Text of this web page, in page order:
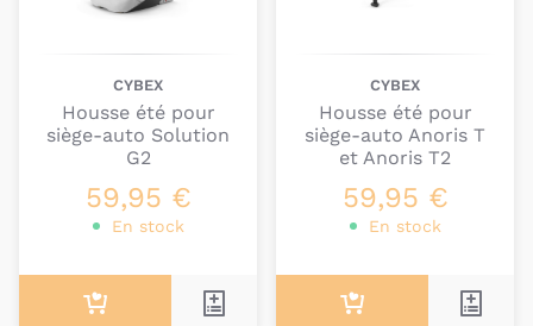
CYBEX
Housse été pour
siège-auto Solution
G2
59,95 €
En stock
CYBEX
Housse été pour
siège-auto Anoris T
et Anoris T2
59,95 €
En stock